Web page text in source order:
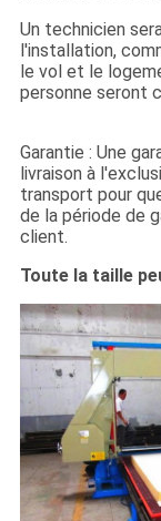
Un technicien
l'installation,
le vol et le
personne seront
Garantie : Une
livraison à
transport pour
de la période de
client.
Toute la taille